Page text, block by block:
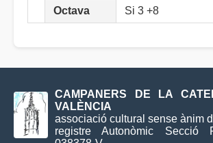
Octava Si 3 +8
CAMPANERS DE LA
VALÈNCIA
associació cultural sense ànim
registre Autonòmic Secció